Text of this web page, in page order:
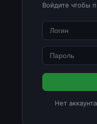
Войдите чтобы
Нет